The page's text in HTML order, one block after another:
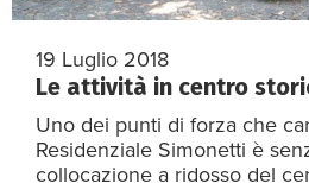
19 Luglio 2018
Le attività in centro
Uno dei punti di forza che
Residenziale Simonetti è
collocazione a ridosso del